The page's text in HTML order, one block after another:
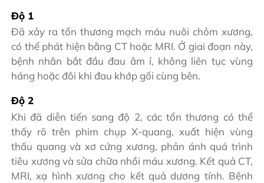
Độ 1
Đã xảy ra tổn thương mạch máu nuôi chỏm xương,
có thể phát hiện bằng CT hoặc MRI. Ở giai đoạn này,
bệnh nhân bắt đầu đau âm ỉ, không liên tục vùng
háng hoặc đôi khi đau khớp gối cùng bên.
Độ 2
Khi đã diễn tiến sang độ 2, các tổn thương có thể
thấy rõ trên phim chụp X-quang, xuất hiện vùng
thấu quang và xơ cứng xương, phản ánh quá trình
tiêu xương và sửa chữa nhồi máu xương. Kết quả CT,
MRI, xạ hình xương cho kết quả dương tính. Bệnh